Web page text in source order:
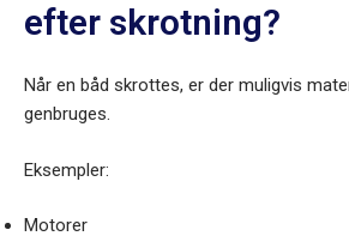
efter skrotning?
Når en båd skrottes, er der muligvis
genbruges.
Eksempler:
Motorer